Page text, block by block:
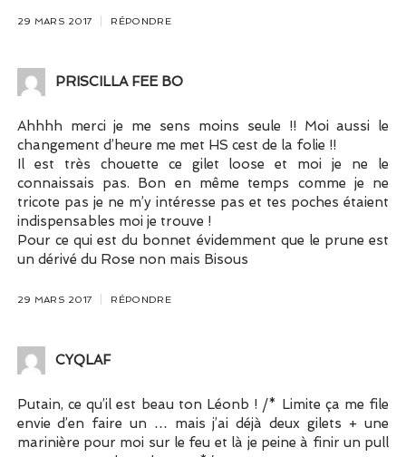
29 MARS 2017 RÉPONDRE
PRISCILLA FEE BO
Ahhhh merci je me sens moins seule !! Moi aussi le
changement d’heure me met HS cest de la folie !!
Il est très chouette ce gilet loose et moi je ne le
connaissais pas. Bon en même temps comme je ne
tricote pas je ne m’y intéresse pas et tes poches étaient
indispensables moi je trouve !
Pour ce qui est du bonnet évidemment que le prune est
un dérivé du Rose non mais Bisous
29 MARS 2017 RÉPONDRE
CYQLAF
Putain, ce qu’il est beau ton Léonb ! /* Limite ça me file
envie d’en faire un … mais j’ai déjà deux gilets + une
marinière pour moi sur le feu et là je peine à finir un pull